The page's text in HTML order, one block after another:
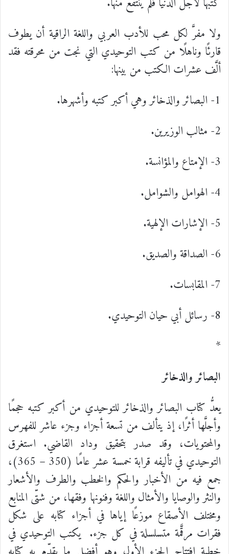
ولا مفرَّ لكل محب للأدب العربي واللغة الراقية أن يطوف
قارئًا وناهلًا من كتب التوحيدي التي نجت من محرقته فقد
ألَّف عشرات الكتب من بينها:
1- البصائر والذخائر وهي أكبر كتبه وأشهرها.
2- مثالب الوزيرين.
3- الإمتاع والمؤانسة.
4- الهوامل والشوامل.
5- الإشارات الإلهية.
6- الصداقة والصديق.
7- المقابسات.
8- رسائل أبي حيان التوحيدي.
*
البصائر والذخائر
يعدُّ كتاب البصائر والذخائر للتوحيدي من أكبر كتبه حجمًا
وأجلَّها أثرًا، إذ يتألف من تسعة أجزاء وجزء عاشر للفهرس
والمحتويات، وقد صدر بتحقيق وداد القاضي. استغرق
التوحيدي في تأليفه قرابة خمسة عشر عامًا (350 – 365)،
جمع فيه من الأخبار والحكم والخطب والطرف والأشعار
والنثر والوصايا والأمثال واللغة وفنونها وفقها، من شتّى المنابع
ومختلف الأصقاع موزعًا إياها في أجزاء كتابه على شكل
فقرات مرقَّمة متسلسلة في كل جزء. يكتب التوحيدي في